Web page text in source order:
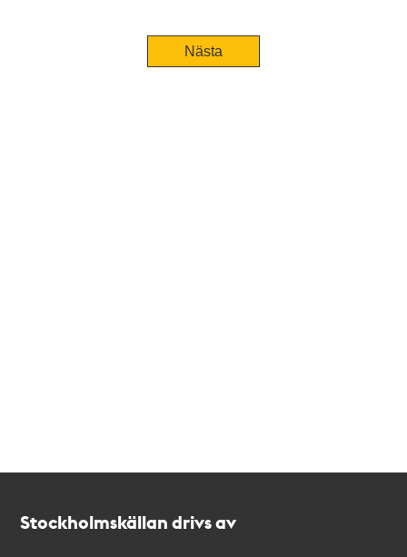
Nästa
Stockholmskällan drivs av